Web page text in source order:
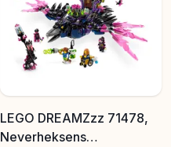
LEGO DREAMZzz 71478,
Neverheksens